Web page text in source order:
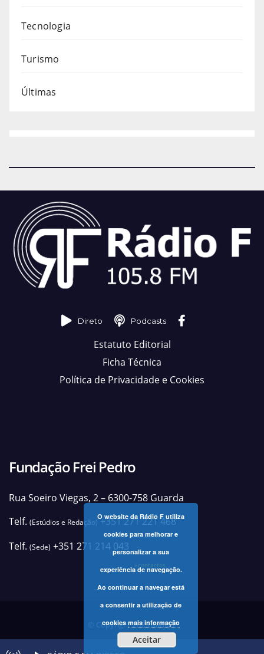
Tecnologia
Turismo
Últimas
Direto Podcasts
Estatuto Editorial
Ficha Técnica
Política de Privacidade e Cookies
Fundação Frei Pedro
Rua Soeiro Viegas, 2 – 6300-758 Guarda
Telf. (Estúdios e Redação)+351 271 221 468
Telf. (Sede) +351 271 214 043
+contactos
© Copyright 2025 Rádio F
O website da Rádio F utiliza
cookies para melhorar e
personalizar a sua
experiência de navegação.
Ao continuar a navegar está
a consentir a utilização de
cookiesmais informação
Aceitar